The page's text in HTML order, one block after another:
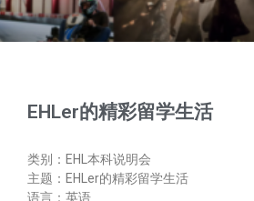
EHLer的精彩留学生活
类别：EHL本科说明会
主题：EHLer的精彩留学生活
语言：英语